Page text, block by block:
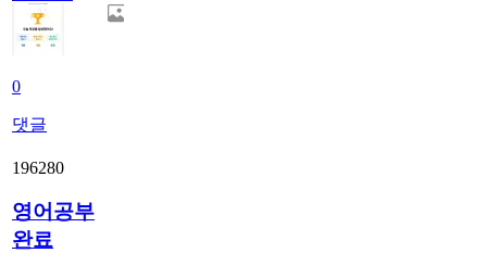
0
댓글
196280
영어공부
완료